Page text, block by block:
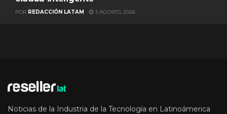
POR REDACCIÓN LATAM 3 AGOSTO, 2026
Noticias de la Industria de la Tecnología en Latinoámerica